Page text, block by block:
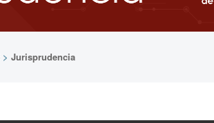
> Jurisprudencia